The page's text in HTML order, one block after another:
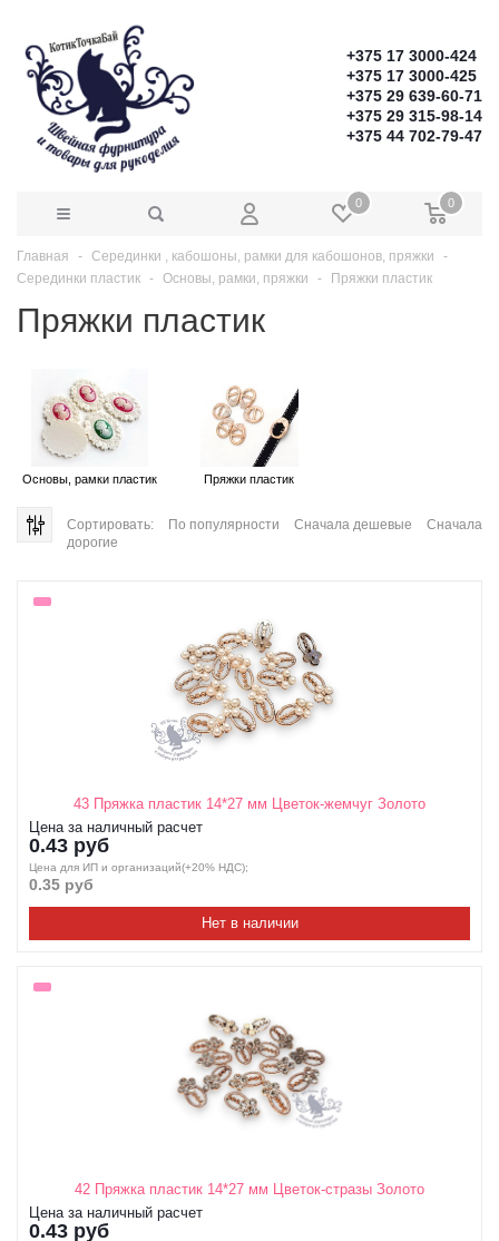
+375 17 3000-424
+375 17 3000-425
+375 29 639-60-71
+375 29 315-98-14
+375 44 702-79-47
0 0
Главная
Серединки , кабошоны, рамки для кабошонов, пряжки
Серединки пластик
Основы, рамки, пряжки Пряжки пластик
Пряжки пластик
Основы, рамки пластик Пряжки пластик
Сортировать: По популярности Сначала дешевые
Сначала
дорогие
43 Пряжка пластик 14*27 мм Цветок-жемчуг Золото
Цена за наличный расчет
0.43 руб
Цена для ИП и организаций(+20% НДС);
0.35 руб
Нет в наличии
42 Пряжка пластик 14*27 мм Цветок-стразы Золото
Цена за наличный расчет
0.43 руб